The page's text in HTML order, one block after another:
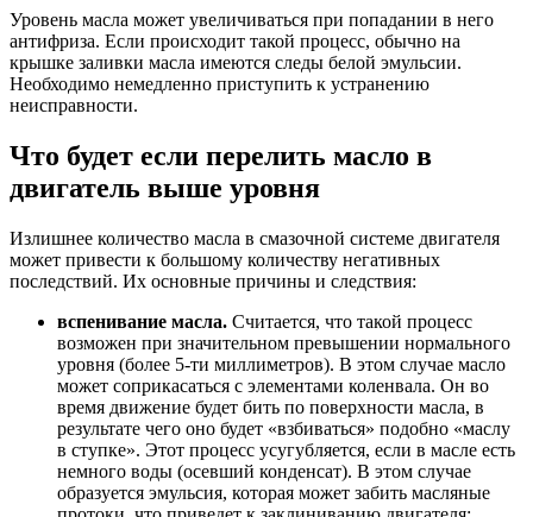
Уровень масла может увеличиваться при попадании в него
антифриза. Если происходит такой процесс, обычно на
крышке заливки масла имеются следы белой эмульсии.
Необходимо немедленно приступить к устранению
неисправности.
Что будет если перелить масло в
двигатель выше уровня
Излишнее количество масла в смазочной системе двигателя
может привести к большому количеству негативных
последствий. Их основные причины и следствия:
вспенивание масла. Считается, что такой процесс
возможен при значительном превышении нормального
уровня (более 5-ти миллиметров). В этом случае масло
может соприкасаться с элементами коленвала. Он во
время движение будет бить по поверхности масла, в
результате чего оно будет «взбиваться» подобно «маслу
в ступке». Этот процесс усугубляется, если в масле есть
немного воды (осевший конденсат). В этом случае
образуется эмульсия, которая может забить масляные